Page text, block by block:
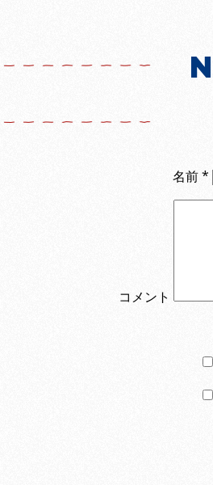
名前*
コメント